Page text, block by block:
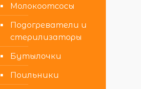
Молокоотсосы
Подогреватели и
стерилизаторы
Бутылочки
Поильники